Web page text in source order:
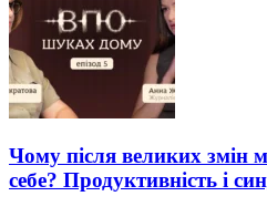
Чому після великих змін
себе? Продуктивність і